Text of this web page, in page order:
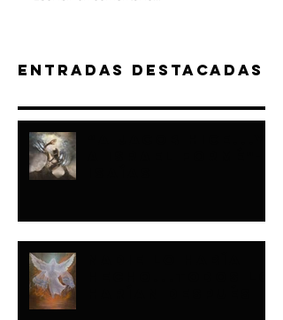
Entradas destacadas